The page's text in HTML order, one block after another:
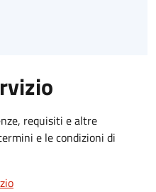
requisiti e altre
e le condizioni di